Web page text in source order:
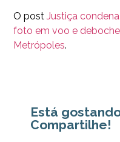
O post Justiça
foto em voo e deboche
Metrópoles.
Está
Compartilhe!